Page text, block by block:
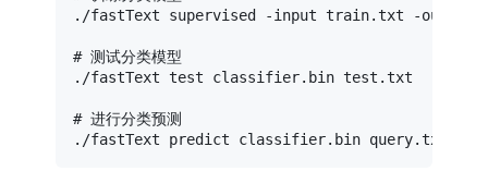
./fastText supervised -input train.txt -output
# 测试分类模型
./fastText test classifier.bin test.txt
# 进行分类预测